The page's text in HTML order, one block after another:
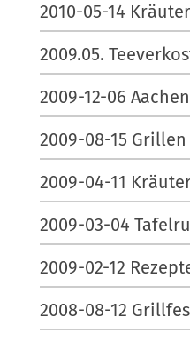
2010-05-14
2009.05.
2009-12-06
2009-08-15 Grillen
2009-04-11
2009-03-04
2009-02-12
2008-08-12